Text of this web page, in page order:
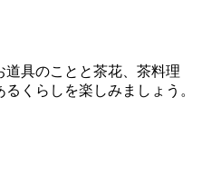
具のことと茶花、茶料理
くらしを楽しみましょう。